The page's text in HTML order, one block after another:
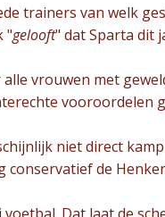
trainers van welk
"gelooft" dat Sparta dit
vrouwen met
vooroordelen
niet direct
conservatief de